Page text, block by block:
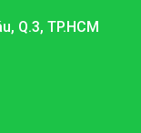
Q.3, TP.HCM